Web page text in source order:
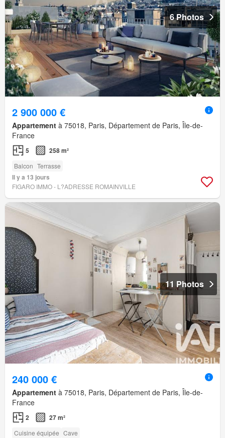
6 Photos
2 900 000 €
Appartement à 75018, Paris, Département de Paris, Île-de-
France
5 258 m²
Balcon Terrasse
Il y a 13 jours
FIGARO IMMO - L?ADRESSE ROMAINVILLE
11 Photos
240 000 €
Appartement à 75018, Paris, Département de Paris, Île-de-
France
2 27 m²
Cuisine équipée Cave